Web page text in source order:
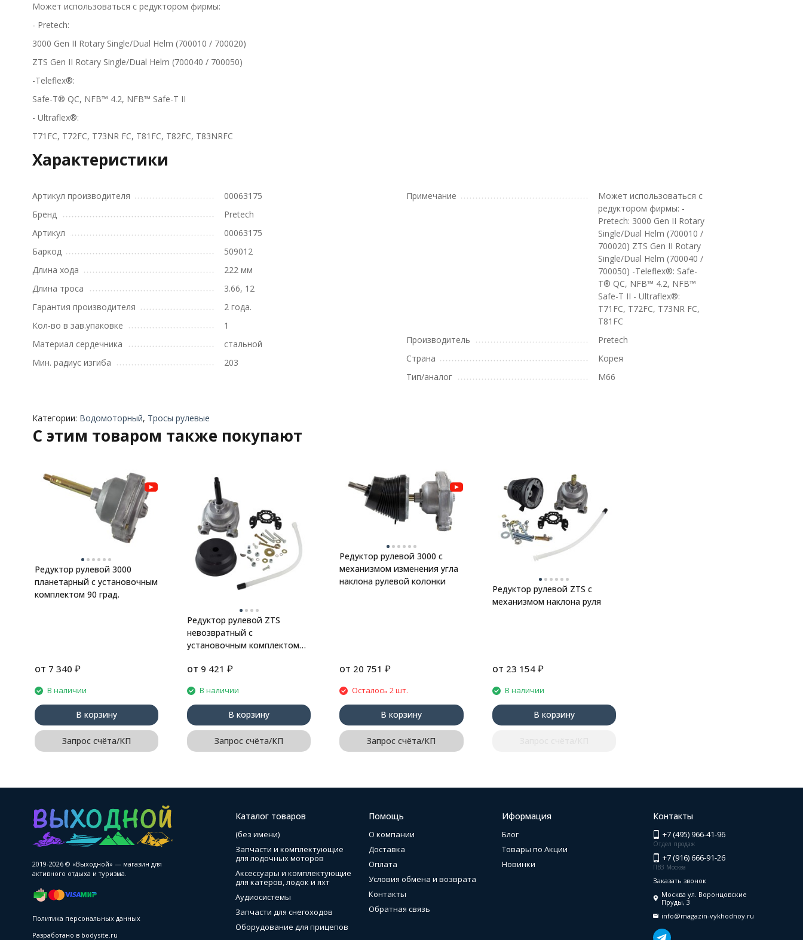
Может использоваться с редуктором фирмы:
- Pretech:
3000 Gen II Rotary Single/Dual Helm (700010 / 700020)
ZTS Gen II Rotary Single/Dual Helm (700040 / 700050)
-Teleflex®:
Safe-T® QC, NFB™ 4.2, NFB™ Safe-T II
- Ultraflex®:
T71FC, T72FC, T73NR FC, T81FC, T82FC, T83NRFC
Характеристики
Артикул производителя
00063175
Бренд
Pretech
Артикул
00063175
Баркод
509012
Длина хода
222 мм
Длина тросa
3.66, 12
Гарантия производителя
2 года.
Кол-во в зав.упаковке
1
Материал сердечника
стальной
Мин. радиус изгиба
203
Примечание
Может использоваться с
редуктором фирмы: -
Pretech: 3000 Gen II Rotary
Single/Dual Helm (700010 /
700020) ZTS Gen II Rotary
Single/Dual Helm (700040 /
700050) -Teleflex®: Safe-
T® QC, NFB™ 4.2, NFB™
Safe-T II - Ultraflex®:
T71FC, T72FC, T73NR FC,
T81FC
Производитель
Pretech
Страна
Корея
Тип/аналог
M66
Категории: Водомоторный, Тросы рулевые
C этим товаром также покупают
Редуктор рулевой 3000
планетарный с установочным
комплектом 90 град.
от 7 340 ₽
В наличии
В корзину
Запрос счёта/КП
Редуктор рулевой ZTS
невозвратный с
установочным комплектом
от 9 421 ₽
В наличии
В корзину
Запрос счёта/КП
Редуктор рулевой 3000 с
механизмом изменения угла
наклона рулевой колонки
от 20 751 ₽
Осталось 2 шт.
В корзину
Запрос счёта/КП
Редуктор рулевой ZTS с
механизмом наклона руля
от 23 154 ₽
В наличии
В корзину
2019-2026 © «Выходной» — магазин для
активного отдыха и туризма.
Политика персональных данных
Разработано в bodysite.ru
Каталог товаров
(без имени)
Запчасти и комплектующие
для лодочных моторов
Аксессуары и комплектующие
для катеров, лодок и яхт
Аудиосистемы
Запчасти для снегоходов
Оборудование для прицепов
Помощь
О компании
Доставка
Оплата
Условия обмена и возврата
Контакты
Обратная связь
Иформация
Блог
Товары по Акции
Новинки
Контакты
+7 (495) 966-41-96
Отдел продаж
+7 (916) 666-91-26
ПВЗ Москва
Заказать звонок
Москва ул. Воронцовские
Пруды, 3
info@magazin-vykhodnoy.ru